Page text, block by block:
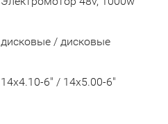
дисковые / дисковые
14х4.10-6" / 14х5.00-6"